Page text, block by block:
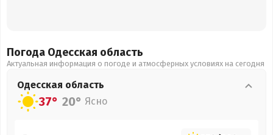
Погода Одесская область
Актуальная информация о погоде и атмосферных условиях на сегодня
Одесская область
37° 20° Ясно